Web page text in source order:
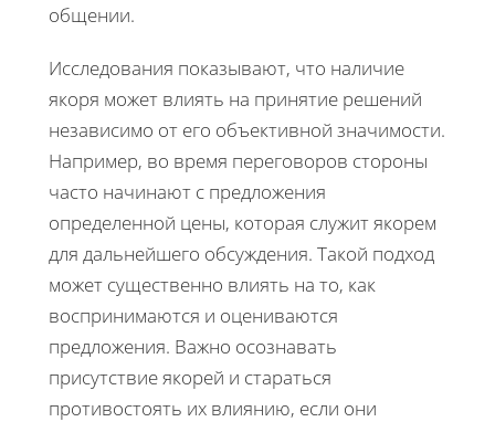
общении.
Исследования показывают, что наличие
якоря может влиять на принятие решений
независимо от его объективной значимости.
Например, во время переговоров стороны
часто начинают с предложения
определенной цены, которая служит якорем
для дальнейшего обсуждения. Такой подход
может существенно влиять на то, как
воспринимаются и оцениваются
предложения. Важно осознавать
присутствие якорей и стараться
противостоять их влиянию, если они